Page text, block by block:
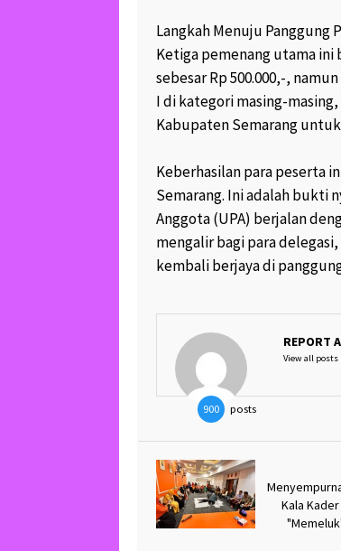
Langkah Menuju Panggung
Ketiga pemenang utama ini
sebesar Rp 500.000,-,
I di kategori masing-
Kabupaten Semarang
Keberhasilan para peserta
Semarang. Ini adalah bukti
Anggota (UPA) berjalan
mengalir bagi para
kembali berjaya di
900 posts
REPORT
View all posts
Kala